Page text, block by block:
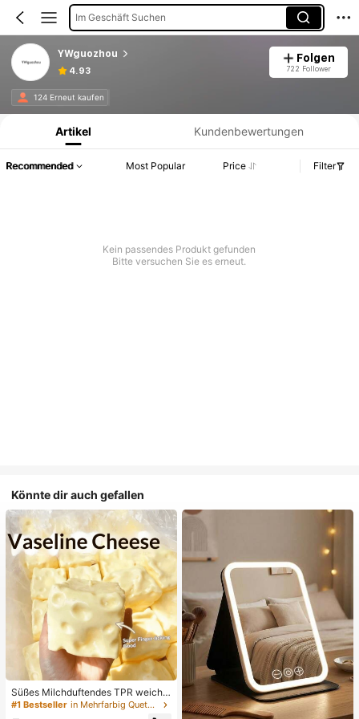
Im Geschäft Suchen
YWguozhou
4.93
Folgen
722 Follower
124 Erneut kaufen
Produktinformation: Preisangabe, Verkaufs- und Lagerbestandsdetails.
Artikel Kundenbewertungen
Recommended Most Popular Price Filter
Kein passendes Produkt gefunden
Bitte versuchen Sie es erneut.
Könnte dir auch gefallen
Süßes Milchduftendes TPR weiche
s quetschbares Dumpling-förmiges
Stressabbau-Spielzeug, 5cm niedli
#1 Bestseller in Mehrfarbig Quetschspielzeug für Teenager